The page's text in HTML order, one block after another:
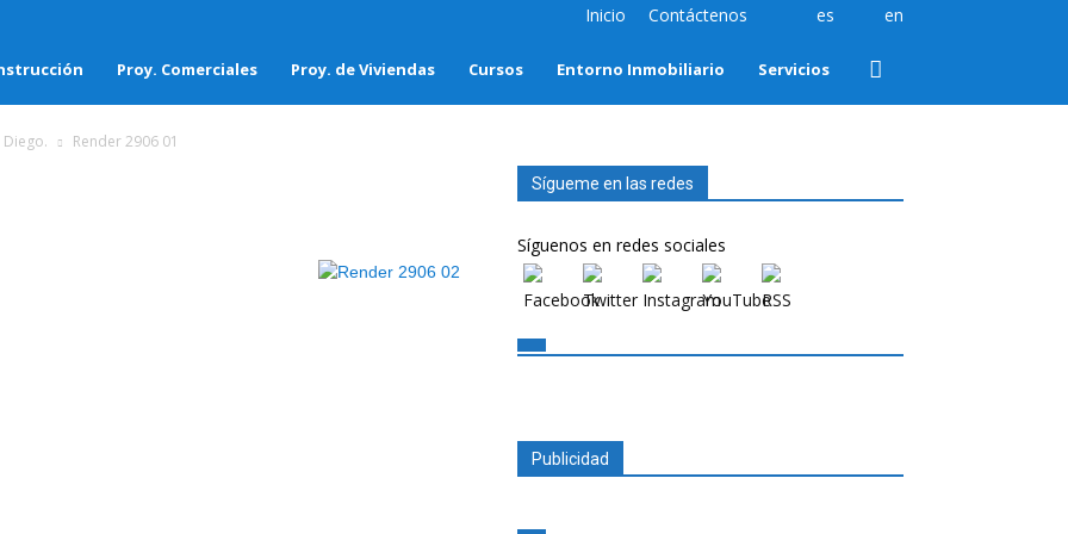
Inicio Contáctenos es en
Proy. Comerciales Proy. de Viviendas Cursos Entorno Inmobiliario Servicios
Diego. Render 2906 01
Sígueme en las redes
Síguenos en redes sociales
Publicidad